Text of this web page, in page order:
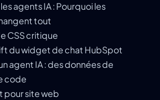
agents IA : Pourquoi les
tout
CSS critique
du widget de chat HubSpot
agent IA : des données de
code
pour site web